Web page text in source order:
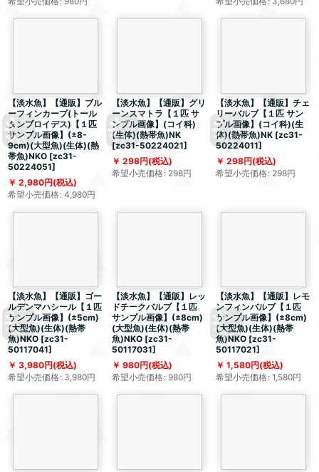
【淡水魚】【通販】ブル
ーフィンカープ(トール
タンブロイデス)【１匹
サンプル画像】(±8-
9cm)(大型魚)(生体)(熱
帯魚)NKO [zc31-
50224051]
2,980円(税込)
希望小売価格: 4,980円
【淡水魚】【通販】グリ
ーンスマトラ【１匹 サ
ンプル画像】(コイ科)
(生体)(熱帯魚)NK
[zc31-50224021]
298円(税込)
希望小売価格: 298円
【淡水魚】【通販】チェ
リーバルブ【１匹 サン
プル画像】(コイ科)(生
体)(熱帯魚)NK [zc31-
50224011]
298円(税込)
希望小売価格: 298円
【淡水魚】【通販】ゴー
ルデンマハシール【１匹
サンプル画像】(±5cm)
(大型魚)(生体)(熱帯
魚)NKO [zc31-
50117041]
3,980円(税込)
希望小売価格: 3,980円
【淡水魚】【通販】レッ
ドチークバルブ【１匹
サンプル画像】(±8cm)
(大型魚)(生体)(熱帯
魚)NKO [zc31-
50117031]
980円(税込)
希望小売価格: 980円
【淡水魚】【通販】レモ
ンフィンバルブ【１匹
サンプル画像】(±8cm)
(大型魚)(生体)(熱帯
魚)NKO [zc31-
50117021]
1,580円(税込)
希望小売価格: 1,580円